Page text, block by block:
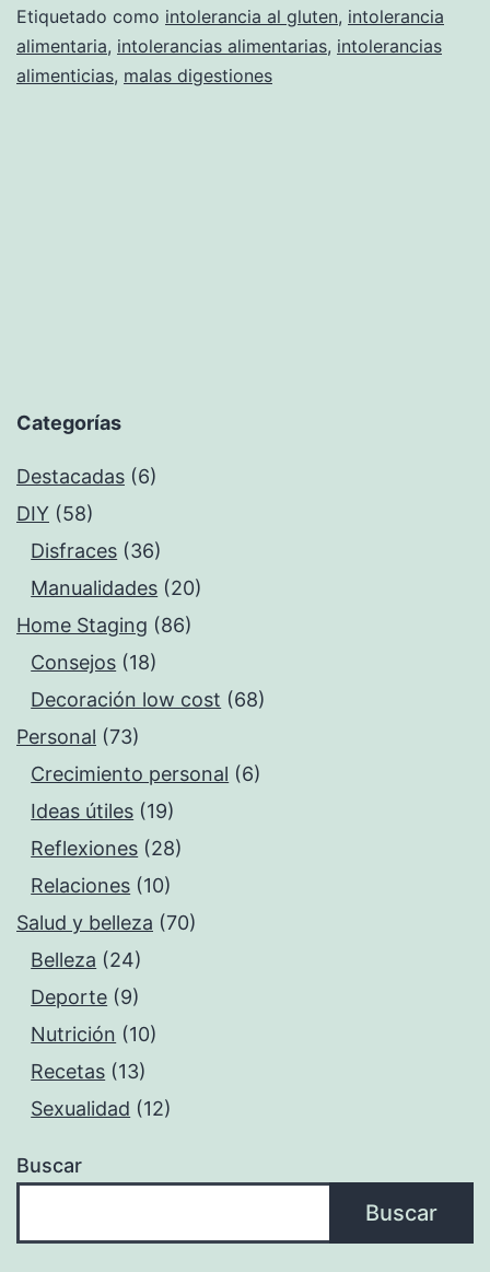
Etiquetado como intolerancia al gluten, intolerancia
alimentaria, intolerancias alimentarias, intolerancias
alimenticias, malas digestiones
Categorías
Destacadas (6)
DIY (58)
Disfraces (36)
Manualidades (20)
Home Staging (86)
Consejos (18)
Decoración low cost (68)
Personal (73)
Crecimiento personal (6)
Ideas útiles (19)
Reflexiones (28)
Relaciones (10)
Salud y belleza (70)
Belleza (24)
Deporte (9)
Nutrición (10)
Recetas (13)
Sexualidad (12)
Buscar
Buscar